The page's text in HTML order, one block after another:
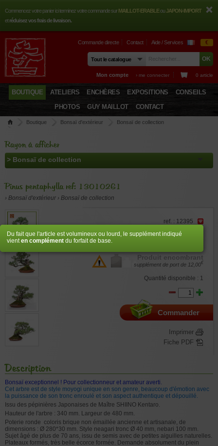
Commencez votre panier ici terminez votre commande surMAILLOT-ERABLEouJAPON-IMPORT
etréduisez vos frais de livraison.
Commande directe Contact Aide / Services €
Mon compte › me connecter 0 article
BOUTIQUE ATELIERS ENCHÈRES EXPOSITIONS
CONSEILS
PHOTOS
GUY MAILLOT CONTACT
Boutique Bonsaï d'extérieur
Bonsaï de collection
Rayon à afficher
Pinus pentaphylla ref: 13010261
› Bonsaï d'extérieur › Bonsaï de collection
ref. : 12395
1.310,00
Produit encombrant
supplément de port de 12,00€
Quantité disponible : 1
Commander
Imprimer
Fiche PDF
Description
Bonsaï exceptionnel ! Pour collectionneur et amateur averti.
Cet arbre est de style moyogi unique en son genre, beaucoup d'émotion avec
la puissance de son tronc enroulé et son aspect authentique et dépouillé.
Issu des pépinières Japonaises de Maître SHIINO Kentaro.
Hauteur de l'arbre : 340 mm. Largeur de 480 mm.
Poterie ronde coloris brique non émaillée ancienne et artisanale, de
dimensions : Ø 280*30 mm. Style neagari tronc Ø 40 mm, nebari 100 mm.
Sujet âgé de plus de 70 ans, issu de semis avec de petites aiguilles naturelles.
Plateaux formés, très belle écorce formée. Demande absolument du plein
Du fait que l'article est volumineux ou lourd, le supplément indiqué
vienten complément du forfait de base.